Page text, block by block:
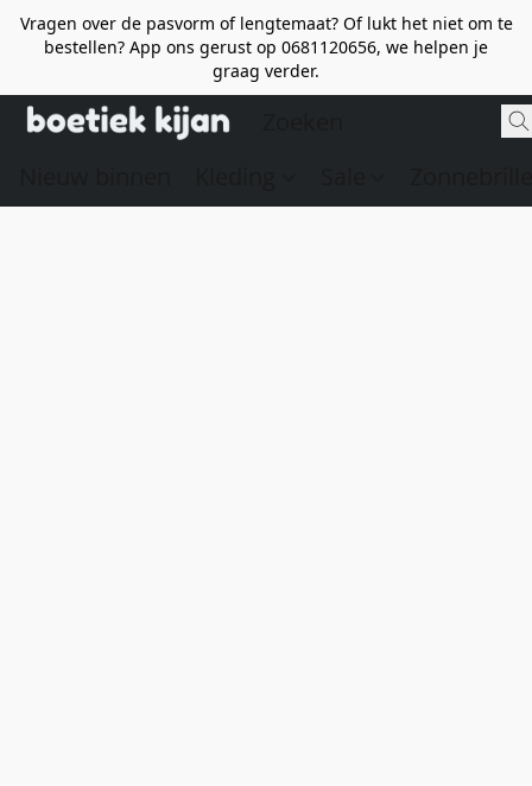
Vragen over de pasvorm of lengtemaat? Of lukt het niet om te
bestellen? App ons gerust op 0681120656, we helpen je
graag verder.